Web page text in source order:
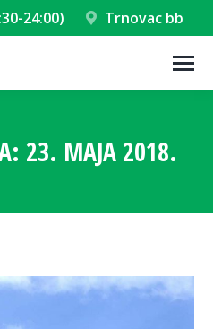
24:00) Trnovac bb
23. MAJA 2018.